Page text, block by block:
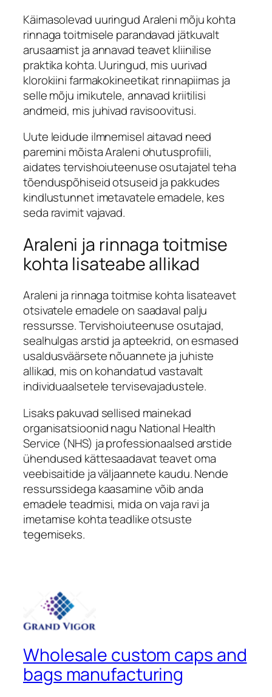
Käimasolevad uuringud Araleni mõju kohta
rinnaga toitmisele parandavad jätkuvalt
arusaamist ja annavad teavet kliinilise
praktika kohta. Uuringud, mis uurivad
klorokiini farmakokineetikat rinnapiimas ja
selle mõju imikutele, annavad kriitilisi
andmeid, mis juhivad ravisoovitusi.
Uute leidude ilmnemisel aitavad need
paremini mõista Araleni ohutusprofiili,
aidates tervishoiuteenuse osutajatel teha
tõenduspõhiseid otsuseid ja pakkudes
kindlustunnet imetavatele emadele, kes
seda ravimit vajavad.
Araleni ja rinnaga toitmise
kohta lisateabe allikad
Araleni ja rinnaga toitmise kohta lisateavet
otsivatele emadele on saadaval palju
ressursse. Tervishoiuteenuse osutajad,
sealhulgas arstid ja apteekrid, on esmased
usaldusväärsete nõuannete ja juhiste
allikad, mis on kohandatud vastavalt
individuaalsetele tervisevajadustele.
Lisaks pakuvad sellised mainekad
organisatsioonid nagu National Health
Service (NHS) ja professionaalsed arstide
ühendused kättesaadavat teavet oma
veebisaitide ja väljaannete kaudu. Nende
ressurssidega kaasamine võib anda
emadele teadmisi, mida on vaja ravi ja
imetamise kohta teadlike otsuste
tegemiseks.
Wholesale custom caps and
bags manufacturing